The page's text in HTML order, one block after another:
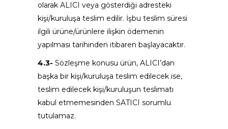
olarak ALICI veya gösterdiği adresteki
kişi/kuruluşa teslim edilir. İşbu teslim süresi
ilgili ürüne/ürünlere ilişkin ödemenin
yapılması tarihinden itibaren başlayacaktır.
4.3- Sözleşme konusu ürün, ALICI’dan
başka bir kişi/kuruluşa teslim edilecek ise,
teslim edilecek kişi/kuruluşun teslimatı
kabul etmemesinden SATICI sorumlu
tutulamaz.